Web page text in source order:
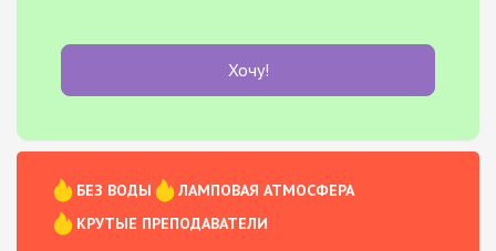
Хочу!
БЕЗ ВОДЫ
ЛАМПОВАЯ АТМОСФЕРА
КРУТЫЕ ПРЕПОДАВАТЕЛИ